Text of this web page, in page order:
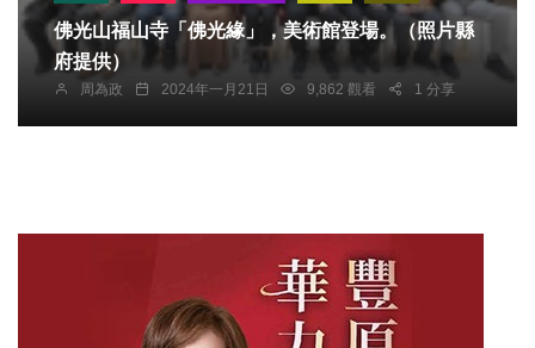
佛光山福山寺「佛光緣」，美術館登場。（照片縣
府提供）
周為政 2024年一月21日 9,862 觀看 1 分享